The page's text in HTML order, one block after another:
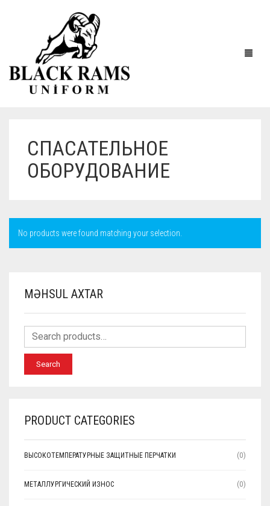
СПАСАТЕЛЬНОЕ
ОБОРУДОВАНИЕ
No products were found matching your selection.
MƏHSUL AXTAR
Search
PRODUCT CATEGORIES
ВЫСОКОТЕМПЕРАТУРНЫЕ ЗАЩИТНЫЕ ПЕРЧАТКИ (0)
МЕТАЛЛУРГИЧЕСКИЙ ИЗНОС (0)